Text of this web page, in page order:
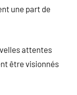
une part de
attentes
être visionnés